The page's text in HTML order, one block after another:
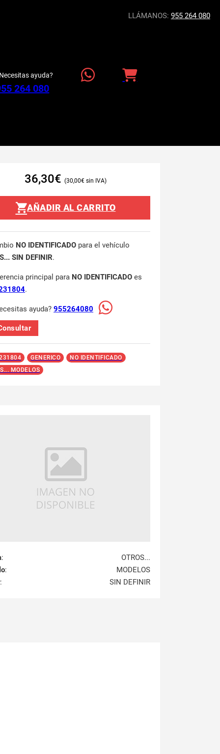
LLÁMANOS: 955 264 080
ayuda?
264 080
36,30€ 30,00€
AÑADIR AL CARRITO
NO IDENTIFICADO para el vehículo
SIN DEFINIR.
principal para NO IDENTIFICADO es
.
ayuda? 955264080
GENERICO
NO IDENTIFICADO
MODELOS
:
OTROS...
:
MODELOS
: SIN DEFINIR